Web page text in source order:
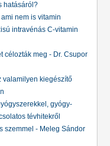
hatásáról?
nem is vitamin
intravénás C-vitamin
célozták meg - Dr. Csupor
valamilyen kiegészítő
gyógy­
tévhitekről
szemmel - Meleg Sándor